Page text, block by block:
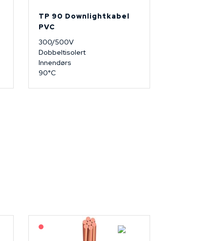
TP 90 Downlightkabel
PVC
300/500V
Dobbeltisolert
Innendørs
90°C
På forespørsel